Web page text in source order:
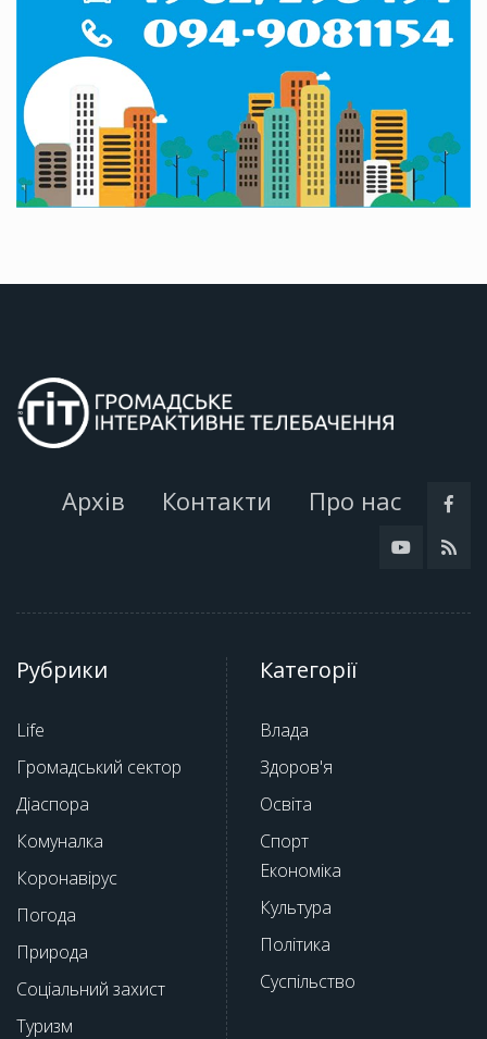
Архів Контакти Про нас
Рубрики
Life
Громадський сектор
Діаспора
Комуналка
Коронавірус
Погода
Природа
Соціальний захист
Туризм
Категорії
Влада
Здоров'я
Освіта
Спорт
Економіка
Культура
Політика
Суспільство